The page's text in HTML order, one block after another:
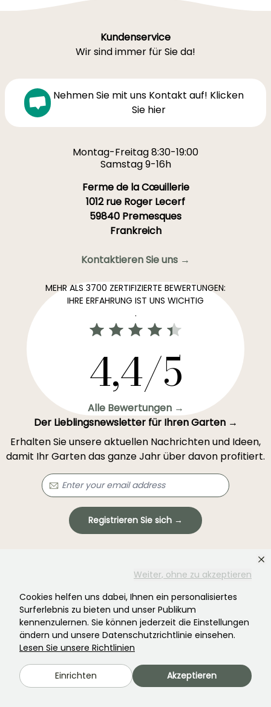
Weiter, ohne zu akzeptieren
Cookies helfen uns dabei, Ihnen ein personalisiertes
Surferlebnis zu bieten und unser Publikum
kennenzulernen. Sie können jederzeit die Einstellungen
ändern und unsere Datenschutzrichtlinie einsehen.
Lesen Sie unsere Richtlinien
Einrichten Akzeptieren
Kundenservice
Wir sind immer für Sie da!
Nehmen Sie mit uns Kontakt auf! Klicken
Sie hier
Montag-Freitag 8:30-19:00
Samstag 9-16h
Ferme de la Cœuillerie
1012 rue Roger Lecerf
59840 Premesques
Frankreich
Kontaktieren Sie uns →
MEHR ALS 3700 ZERTIFIZIERTE BEWERTUNGEN:
IHRE ERFAHRUNG IST UNS WICHTIG
.
4,4/5
Alle Bewertungen →
Der Lieblingsnewsletter für Ihren Garten →
Erhalten Sie unsere aktuellen Nachrichten und Ideen,
damit Ihr Garten das ganze Jahr über davon profitiert.
Registrieren Sie sich →
Haben Sie nicht gefunden, was Sie gesucht
haben?